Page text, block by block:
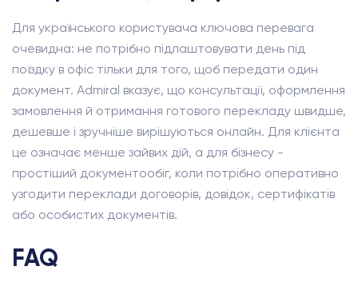
Для українського користувача ключова перевага
очевидна: не потрібно підлаштовувати день під
поїздку в офіс тільки для того, щоб передати один
документ. Admiral вказує, що консультації, оформлення
замовлення й отримання готового перекладу швидше,
дешевше і зручніше вирішуються онлайн. Для клієнта
це означає менше зайвих дій, а для бізнесу -
простіший документообіг, коли потрібно оперативно
узгодити переклади договорів, довідок, сертифікатів
або особистих документів.
FAQ